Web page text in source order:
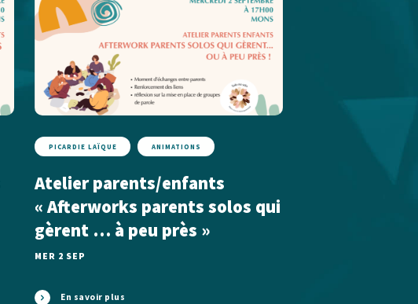
PICARDIE LAÏQUE ANIMATIONS
Atelier parents/enfants
« Afterworks parents solos qui
gèrent … à peu près »
MER 2 SEP
En savoir plus